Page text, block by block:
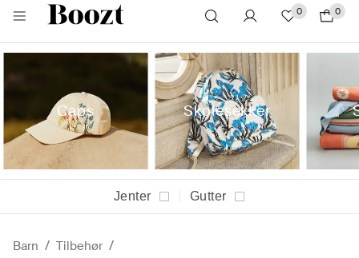
0 0
Caps Skolesekker
Jenter Gutter
Barn Tilbehør